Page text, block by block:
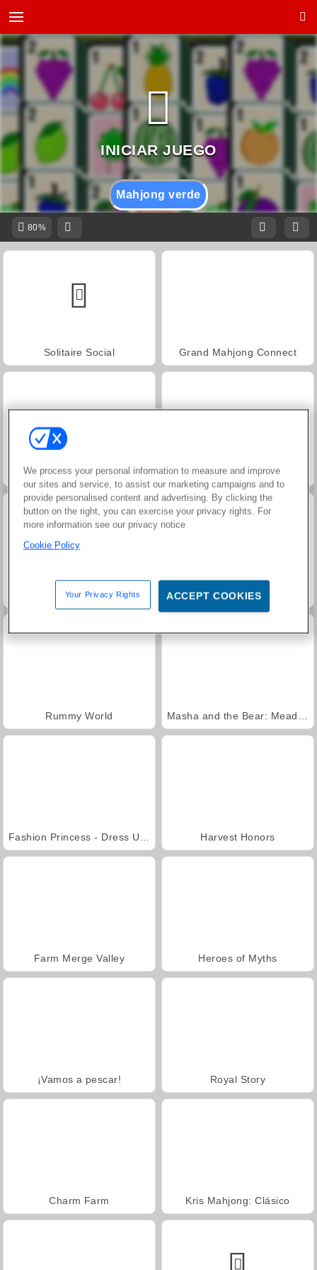
Mahjong verde
80%
Solitaire Social Grand Mahjong Connect
Jewel Garden Story Scala 40
Juice Merge Trollface Quest: USA 2
Rummy World
Harvest Honors
Farm Merge Valley Heroes of Myths
¡Vamos a pescar! Royal Story
Charm Farm Kris Mahjong: Clásico
We process your personal information to measure and improve
our sites and service, to assist our marketing campaigns and to
provide personalised content and advertising. By clicking the
button on the right, you can exercise your privacy rights. For
more information see our privacy notice
Cookie Policy
Your Privacy Rights ACCEPT COOKIES